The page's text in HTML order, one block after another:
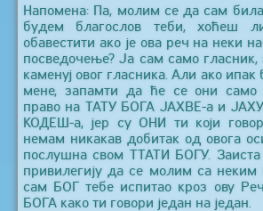
Напомена: Па, молим се да сам
будем благослов теби, хоћеш
обавестити ако је ова реч на неки
посведочење? Ја сам само
каменуј овог гласника. Али ако
мене, запамти да ће се они
право на ТАТУ БОГА ЈАХВЕ-а и
КОДЕШ-а, јер су ОНИ ти који
немам никакав добитак од овога
послушна свом ТТАТИ БОГУ.
привилегију да се молим са неким
сам БОГ тебе испитао кроз ову
БОГА како ти говори један на један.